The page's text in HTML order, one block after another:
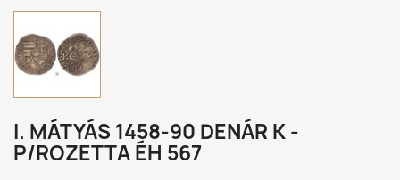
I. MÁTYÁS 1458-90 DENÁR K -
P/ROZETTA ÉH 567